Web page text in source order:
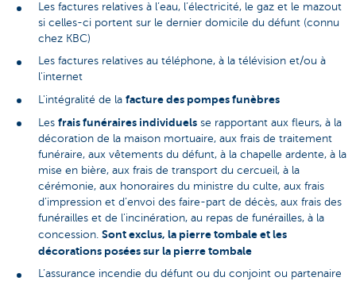
Les factures relatives à l’eau, l’électricité, le gaz et le mazout
si celles-ci portent sur le dernier domicile du défunt (connu
chez KBC)
Les factures relatives au téléphone, à la télévision et/ou à
l'internet
L'intégralité de la facture des pompes funèbres
Les frais funéraires individuels se rapportant aux fleurs, à la
décoration de la maison mortuaire, aux frais de traitement
funéraire, aux vêtements du défunt, à la chapelle ardente, à la
mise en bière, aux frais de transport du cercueil, à la
cérémonie, aux honoraires du ministre du culte, aux frais
d’impression et d’envoi des faire-part de décès, aux frais des
funérailles et de l'incinération, au repas de funérailles, à la
concession. Sont exclus, la pierre tombale et les
décorations posées sur la pierre tombale
L’assurance incendie du défunt ou du conjoint ou partenaire